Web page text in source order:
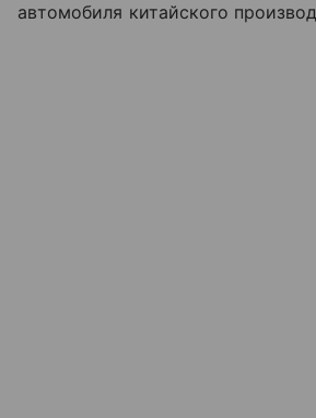
автомобиля китайского